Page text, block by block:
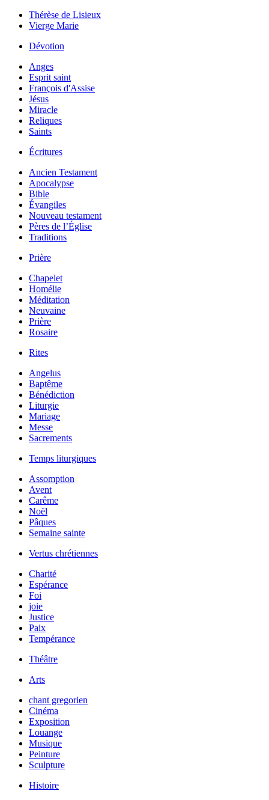
Thérèse de Lisieux
Vierge Marie
Dévotion
Anges
Esprit saint
François d'Assise
Jésus
Miracle
Reliques
Saints
Écritures
Ancien Testament
Apocalypse
Bible
Évangiles
Nouveau testament
Pères de l’Église
Traditions
Prière
Chapelet
Homélie
Méditation
Neuvaine
Prière
Rosaire
Rites
Angelus
Baptême
Bénédiction
Liturgie
Mariage
Messe
Sacrements
Temps liturgiques
Assomption
Avent
Carême
Noël
Pâques
Semaine sainte
Vertus chrétiennes
Charité
Espérance
Foi
joie
Justice
Paix
Tempérance
Théâtre
Arts
chant gregorien
Cinéma
Exposition
Louange
Musique
Peinture
Sculpture
Histoire